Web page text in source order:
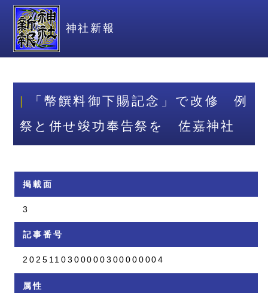
神社新報
「幣饌料御下賜記念」で改修 例
祭と併せ竣功奉告祭を 佐嘉神社
掲載面
3
記事番号
2025110300000300000004
属性